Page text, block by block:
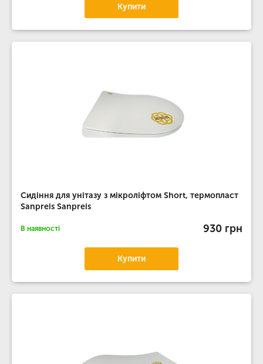
Купити
Сидіння для унітазу з мікроліфтом Short, термопласт
Sanpreis Sanpreis
В наявності 930 грн
Купити